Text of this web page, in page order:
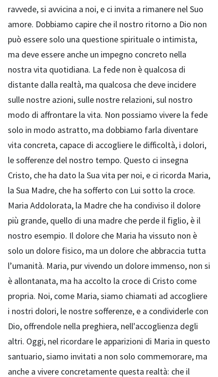
ravvede, si avvicina a noi, e ci invita a rimanere nel Suo
amore. Dobbiamo capire che il nostro ritorno a Dio non
può essere solo una questione spirituale o intimista,
ma deve essere anche un impegno concreto nella
nostra vita quotidiana. La fede non è qualcosa di
distante dalla realtà, ma qualcosa che deve incidere
sulle nostre azioni, sulle nostre relazioni, sul nostro
modo di affrontare la vita. Non possiamo vivere la fede
solo in modo astratto, ma dobbiamo farla diventare
vita concreta, capace di accogliere le difficoltà, i dolori,
le sofferenze del nostro tempo. Questo ci insegna
Cristo, che ha dato la Sua vita per noi, e ci ricorda Maria,
la Sua Madre, che ha sofferto con Lui sotto la croce.
Maria Addolorata, la Madre che ha condiviso il dolore
più grande, quello di una madre che perde il figlio, è il
nostro esempio. Il dolore che Maria ha vissuto non è
solo un dolore fisico, ma un dolore che abbraccia tutta
l’umanità. Maria, pur vivendo un dolore immenso, non si
è allontanata, ma ha accolto la croce di Cristo come
propria. Noi, come Maria, siamo chiamati ad accogliere
i nostri dolori, le nostre sofferenze, e a condividerle con
Dio, offrendole nella preghiera, nell'accoglienza degli
altri. Oggi, nel ricordare le apparizioni di Maria in questo
santuario, siamo invitati a non solo commemorare, ma
anche a vivere concretamente questa realtà: che il